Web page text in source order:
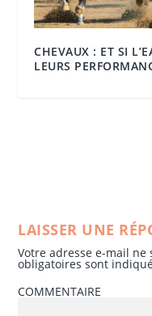
CHEVAUX : ET SI
LEURS
LAISSER UNE
Votre adresse e-mail ne
obligatoires sont
COMMENTAIRE